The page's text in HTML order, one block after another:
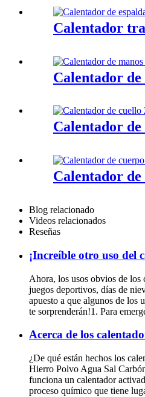
Calentador
Calentador de
Calentador
Calentador de
Blog relacionado
Videos relacionados
Reseñas
¡Increíble otro uso del
Ahora, los usos obvios de los
juegos deportivos, días de
apuesto a que algunos de los
te sorprenderán!1. Para
Acerca de los
¿De qué están hechos los
Hierro Polvo Agua Sal
funciona un calentador
proceso químico que tiene